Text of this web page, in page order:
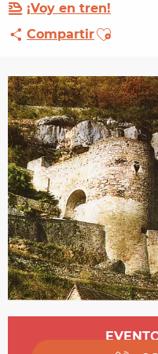
¡Voy en tren!
CompartirAjouter
Horarios y datos